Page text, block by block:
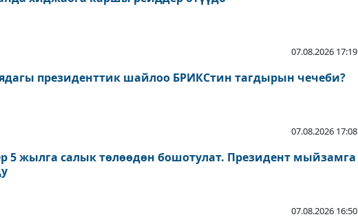
07.08.2026 17:19
президенттик шайлоо БРИКСтин тагдырын чечеби?
07.08.2026 17:08
5 жылга салык төлөөдөн бошотулат. Президент мыйзамга
07.08.2026 16:50